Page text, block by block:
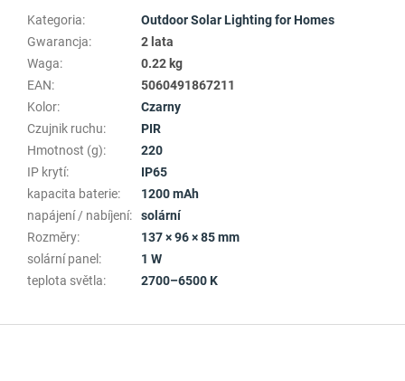
Kategoria:
Outdoor Solar Lighting for Homes
Gwarancja:
2 lata
Waga:
0.22 kg
EAN:
5060491867211
Kolor:
Czarny
Czujnik ruchu:
PIR
Hmotnost (g):
220
IP krytí:
IP65
kapacita baterie:
1200 mAh
napájení / nabíjení:
solární
Rozměry:
137 × 96 × 85 mm
solární panel :
1 W
teplota světla: 2700–6500 K